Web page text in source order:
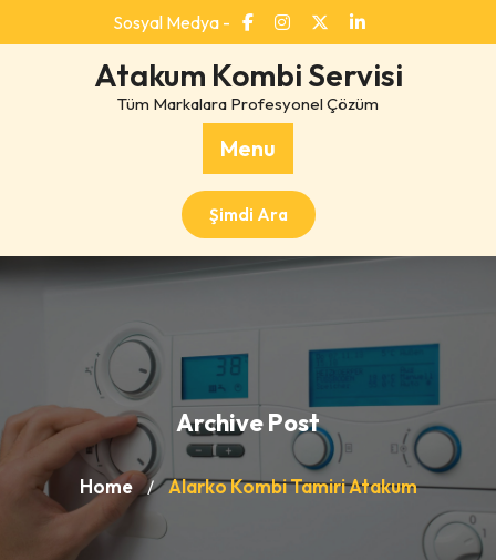
to
Sosyal Medya -
Atakum Kombi Servisi
Tüm Markalara Profesyonel Çözüm
Menu
Şimdi Ara
Archive Post
Home / Alarko Kombi Tamiri Atakum